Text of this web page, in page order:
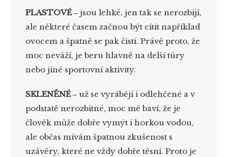
PLASTOVÉ‒ jsou lehké, jen tak se nerozbijí,
ale některé časem začnou být cítit například
ovocem a špatně se pak čistí. Právě proto, že
moc neváží, je beru hlavně na delší túry
nebo jiné sportovní aktivity.
SKLENĚNÉ‒ už se vyrábějí i odlehčené a v
podstatě nerozbitné, moc mě baví, že je
člověk může dobře vymýt i horkou vodou,
ale občas mívám špatnou zkušenost s
uzávěry, které ne vždy dobře těsní. Proto je